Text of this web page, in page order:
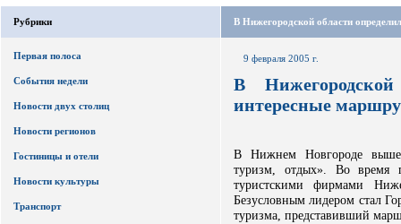
Рубрики
Первая полоса
События недели
Новости двух столиц
Новости регионов
Гостиницы и отели
Новости культуры
Транспорт
В Нижегородской области
9 февраля 2005 г.
В
интересные
В Нижнем Новгороде
туризм, отдых». Во время
туристскими фирмами
Безусловным лидером стал
туризма, представивший